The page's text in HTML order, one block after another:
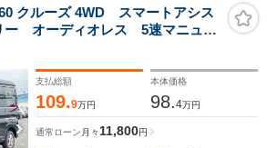
クルーズ 4WD スマートアシス
ー オーディオレス 5速マニュア
ロゲンヘッドライト マニュア
ム4WD オートライト クリア
支払総額
109.9万円
本体価格
98.4万円
通常ローン 月々11,800円